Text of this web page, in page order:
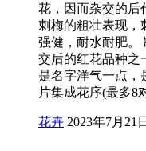
花，因而杂交的后
刺梅的粗壮表现，
强健，耐水耐肥。
交后的红花品种之
是名字洋气一点，
片集成花序(最多8
花卉 2023年7月21日